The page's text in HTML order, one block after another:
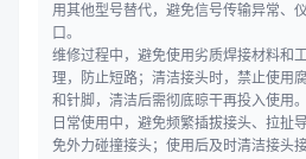
用其他型号替代，避免信号传输异常、
口。
维修过程中，避免使用劣质焊接材料和
理，防止短路；清洁接头时，禁止使用
和针脚，清洁后需彻底晾干再投入使用。
日常使用中，避免频繁插拔接头、拉扯
免外力碰撞接头；使用后及时清洁接头